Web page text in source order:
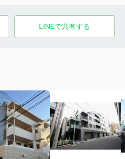
LINEで共有する